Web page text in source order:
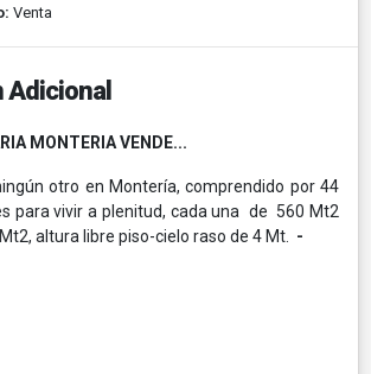
Venta
MONTERIA VENDE...
otro en Montería, comprendido por 44
para vivir a plenitud, cada una de 560 Mt2
altura libre piso-cielo raso de 4 Mt.
-